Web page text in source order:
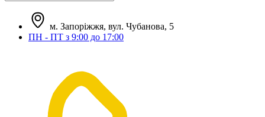
м. Запоріжжя, вул. Чубанова, 5
ПН - ПТ з 9:00 до 17:00